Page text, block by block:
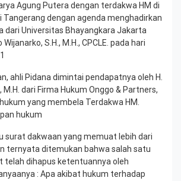
Agung Putera dengan terdakwa HM di
Tangerang dengan agenda menghadirkan
dari Universitas Bhayangkara Jakarta
Wijanarko, S.H., M.H., CPCLE. pada hari
ahli Pidana dimintai pendapatnya oleh H.
M.H. dari Firma Hukum Onggo & Partners,
yang membela Terdakwa HM.
hukum
surat dakwaan yang memuat lebih dari
ternyata ditemukan bahwa salah satu
telah dihapus ketentuannya oleh
: Apa akibat hukum terhadap